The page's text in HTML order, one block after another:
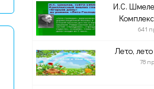
И.С.
641
Лето,
78